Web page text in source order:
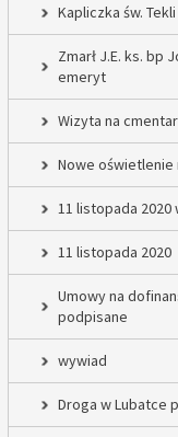
Kapliczka św.
Zmarł J.E. ks.
emeryt
Wizyta na
Nowe oświetlenie
11 listopada 2020
11 listopada 2020
Umowy na
podpisane
wywiad
Droga w Lubatce